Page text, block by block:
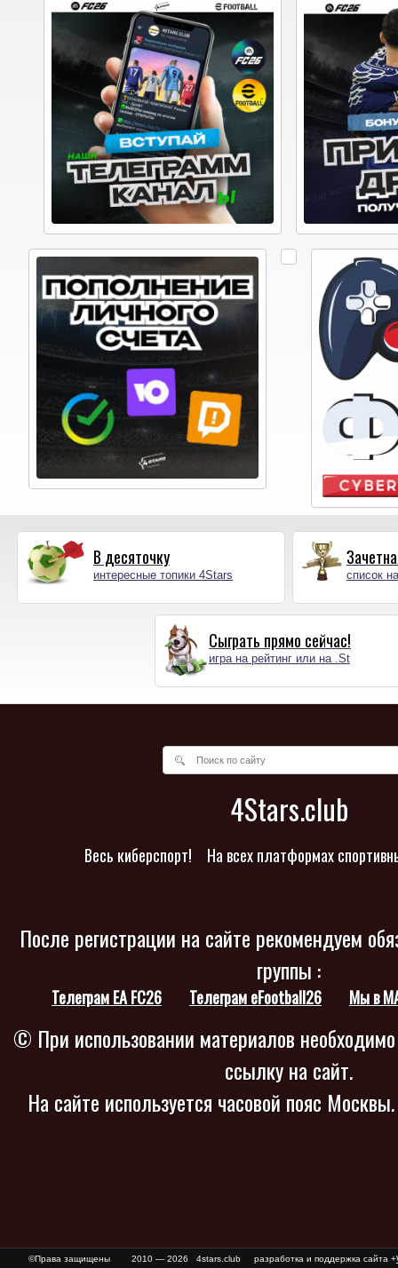
В десяточку
интересные топики 4Stars список
Сыграть прямо сейчас!
игра на рейтинг или на .St
4Stars.club
Весь киберспорт! На всех платформах
После регистрации на сайте рекомендуем
группы :
Телеграм EA FC26 Телеграм eFootball26 Мы в
© При использовании материалов
ссылку на сайт.
На сайте используется часовой пояс
©Права защищены 2010 — 2026 4stars.club разработка и поддержка сайта +